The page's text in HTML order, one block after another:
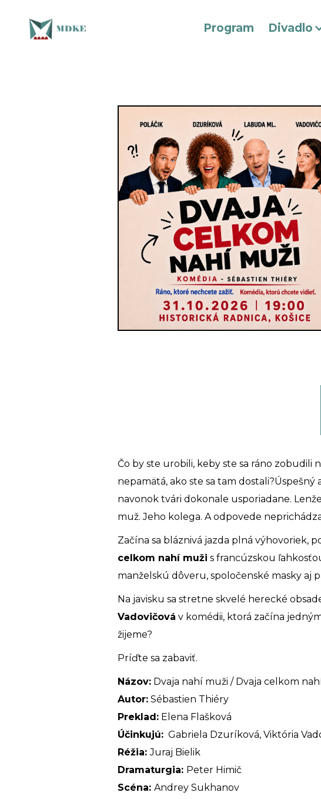
Program Divadlo
Čo by ste urobili, keby ste sa ráno zobudili
nepamätá, ako ste sa tam
navonok tvári dokonale usporiadane.
muž. Jeho kolega. A odpovede
Začína sa bláznivá jazda plná výhovoriek,
celkom nahí muži s francúzskou
manželskú dôveru, spoločenské masky aj
Na javisku sa stretne skvelé herecké
Vadovičová v komédii, ktorá začína
žijeme?
Príďte sa zabaviť.
Názov: Dvaja nahí muži / Dvaja celkom
Autor: Sébastien Thiéry
Preklad: Elena Flašková
Účinkujú: Gabriela Dzuríková, Viktória
Réžia:Juraj Bielik
Dramaturgia: Peter Himič
Scéna: Andrey Sukhanov